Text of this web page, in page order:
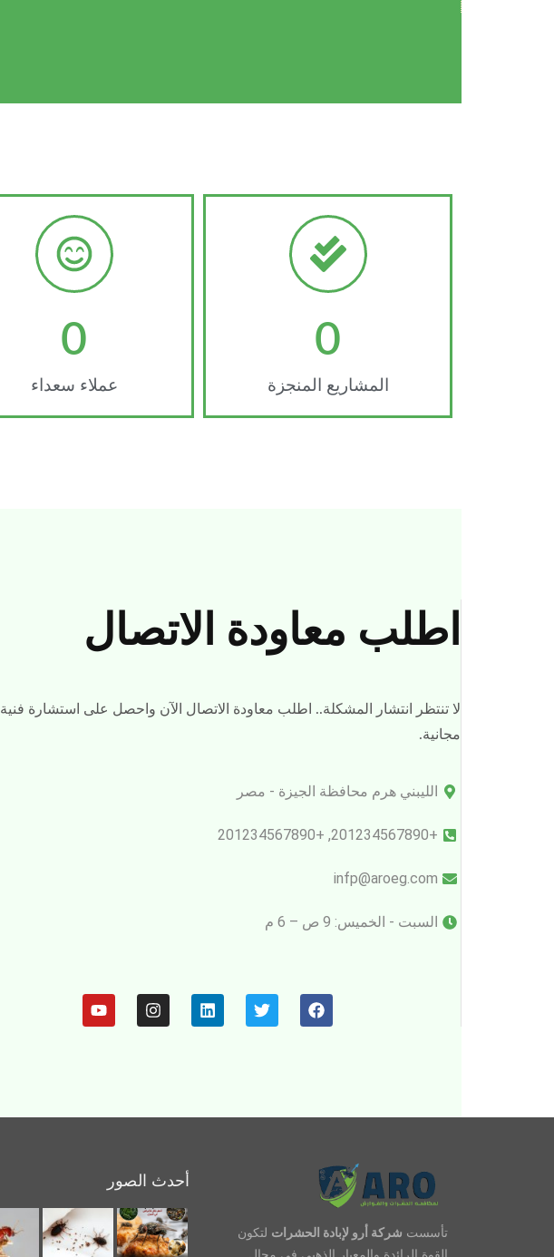
المشاريع المنجزة
0
عملاء سعداء
0
اطلب معاودة الاتصال
لا تنتظر انتشار المشكلة.. اطلب معاودة الاتصال الآن واحصل على استشارة فنية
مجانية.
الليبني هرم محافظة الجيزة - مصر
+201234567890, +201234567890
infp@aroeg.com
السبت - الخميس: 9 ص – 6 م
تأسست شركة أرو لإبادة الحشرات لتكون
أحدث الصور